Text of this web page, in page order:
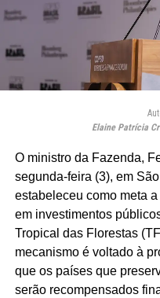
Elaine Patrícia
O ministro da Fazenda,
segunda-feira (3), em
estabeleceu como meta
em investimentos
Tropical das Florestas
mecanismo é voltado à
que os países que
serão recompensados